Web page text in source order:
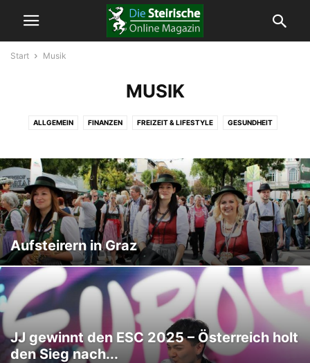
Start Musik
MUSIK
ALLGEMEIN FINANZEN FREIZEIT & LIFESTYLE GESUNDHEIT
SPORT TECHNOLOGIE TIERE UMWELT WIRTSCHAFT
WISSENSCHAFT
Aufsteirern in Graz
JJ gewinnt den ESC 2025 – Österreich holt
den Sieg nach...